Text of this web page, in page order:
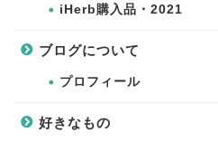
iHerb購入品・2021
ブログについて
プロフィール
好きなもの